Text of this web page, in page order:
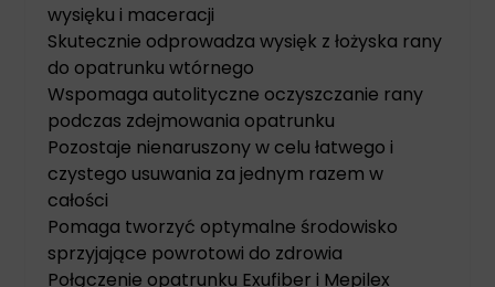
wysięku i maceracji
Skutecznie odprowadza wysięk z łożyska rany
do opatrunku wtórnego
Wspomaga autolityczne oczyszczanie rany
podczas zdejmowania opatrunku
Pozostaje nienaruszony w celu łatwego i
czystego usuwania za jednym razem w
całości
Pomaga tworzyć optymalne środowisko
sprzyjające powrotowi do zdrowia
Połączenie opatrunku Exufiber i Mepilex